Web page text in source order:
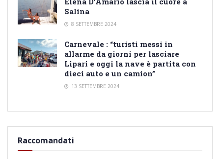
Salina
8 SETTEMBRE 2024
Carnevale : “turisti messi in
allarme da giorni per lasciare
Lipari e oggi la nave è partita con
dieci auto e un camion”
13 SETTEMBRE 2024
Raccomandati